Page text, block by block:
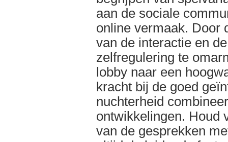
aan de sociale
online vermaak. Door
van de interactie en
zelfregulering te
lobby naar een
kracht bij de goed
nuchterheid
ontwikkelingen. Houd
van de gesprekken